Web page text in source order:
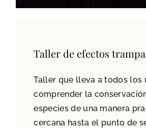
Taller de efectos trampa
Taller que lleva a todos los
comprender la
especies de una manera
cercana hasta el punto de